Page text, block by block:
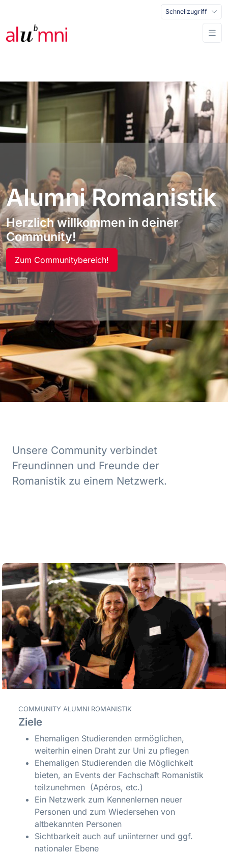
Schnellzugriff
Alumni Romanistik
Herzlich willkommen in deiner
Community!
Zum Communitybereich!
Unsere Community verbindet
Freundinnen und Freunde der
Romanistik zu einem Netzwerk.
COMMUNITY ALUMNI ROMANISTIK
Ziele
Ehemaligen Studierenden ermöglichen,
weiterhin einen Draht zur Uni zu pflegen
Ehemaligen Studierenden die Möglichkeit
bieten, an Events der Fachschaft Romanistik
teilzunehmen (Apéros, etc.)
Ein Netzwerk zum Kennenlernen neuer
Personen und zum Wiedersehen von
altbekannten Personen
Sichtbarkeit auch auf uniinterner und ggf.
nationaler Ebene